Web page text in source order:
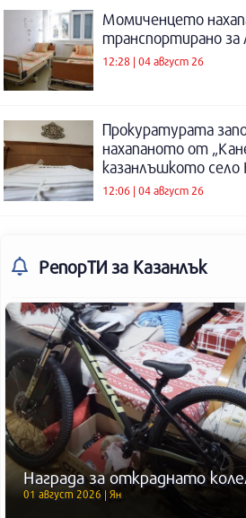
Момиченцето
транспортирано за
12:28 | 04 август 26
Прокуратурата
нахапаното от
казанлъшкото село
12:06 | 04 август 26
РепорТИ за Казанлък
Награда за откраднато
01 август 2026 | Ян